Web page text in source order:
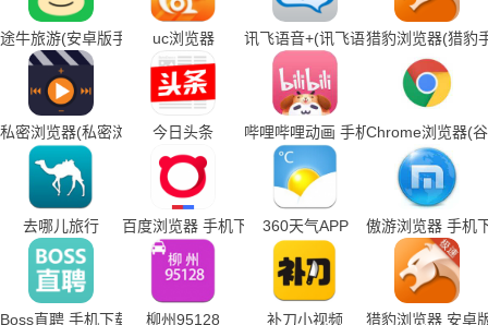
途牛旅游(安卓版手机下载)uc浏览器 讯飞语音+(讯飞语音输入法手机下
猎豹浏览器(猎豹
私密浏览器(私密浏览器手机下载)
今日头条 哔哩哔哩动画 手机下载Chrome浏览器(
去哪儿旅行 百度浏览器 手机下载360天气APP 傲游浏览器 手机
Boss直聘 手机下载 柳州95128 补刀小视频 猎豹浏览器 安卓